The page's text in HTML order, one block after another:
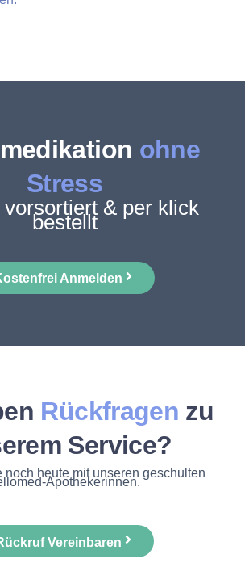
ohne
Stress
vorsortiert & per klick
bestellt
Anmelden
Rückfragen zu
Service?
noch heute mit unseren geschulten
Apothekerinnen.
Vereinbaren